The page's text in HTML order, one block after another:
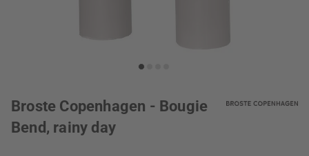
Broste Copenhagen - Bougie
Bend, rainy day